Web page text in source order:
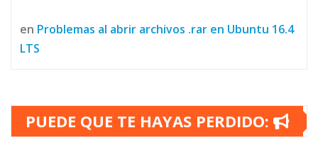
en Problemas al abrir archivos .rar en Ubuntu 16.4
LTS
PUEDE QUE TE HAYAS PERDIDO: